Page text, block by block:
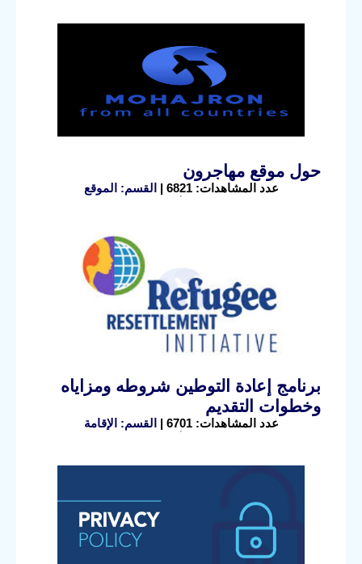
حول موقع مهاجرون
عدد المشاهدات: 6821 | القسم: الموقع
برنامج إعادة التوطين شروطه ومزاياه
وخطوات التقديم
عدد المشاهدات: 6701 | القسم: الإقامة